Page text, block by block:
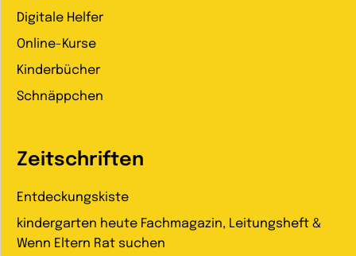
Digitale Helfer
Online-Kurse
Kinderbücher
Schnäppchen
Zeitschriften
Entdeckungskiste
kindergarten heute Fachmagazin, Leitungsheft &
Wenn Eltern Rat suchen